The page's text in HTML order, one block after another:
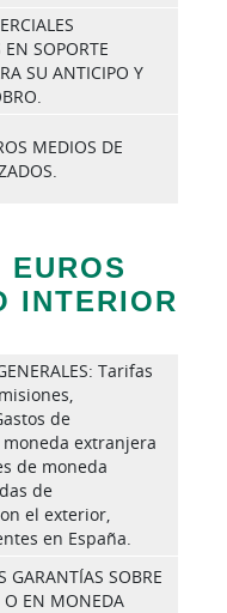
SOPORTE
SU ANTICIPO Y
MEDIOS DE
INTERIOR
Tarifas
de
extranjera
de moneda
de
el exterior,
en España.
GARANTÍAS SOBRE
O EN MONEDA